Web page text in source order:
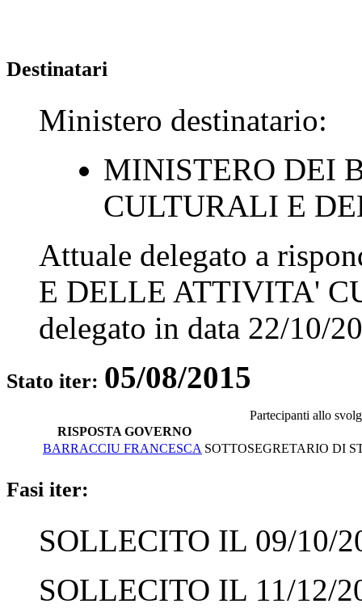
Destinatari
Ministero destinatario:
MINISTERO DEI
CULTURALI E
Attuale delegato a
E DELLE ATTIVITA'
delegato in data 22/10/
Stato iter: 05/08/2015
Partecipanti allo
RISPOSTA GOVERNO
BARRACCIU FRANCESCA SOTTOSEGRETARIO DI
Fasi iter:
SOLLECITO IL 09/10/
SOLLECITO IL 11/12/